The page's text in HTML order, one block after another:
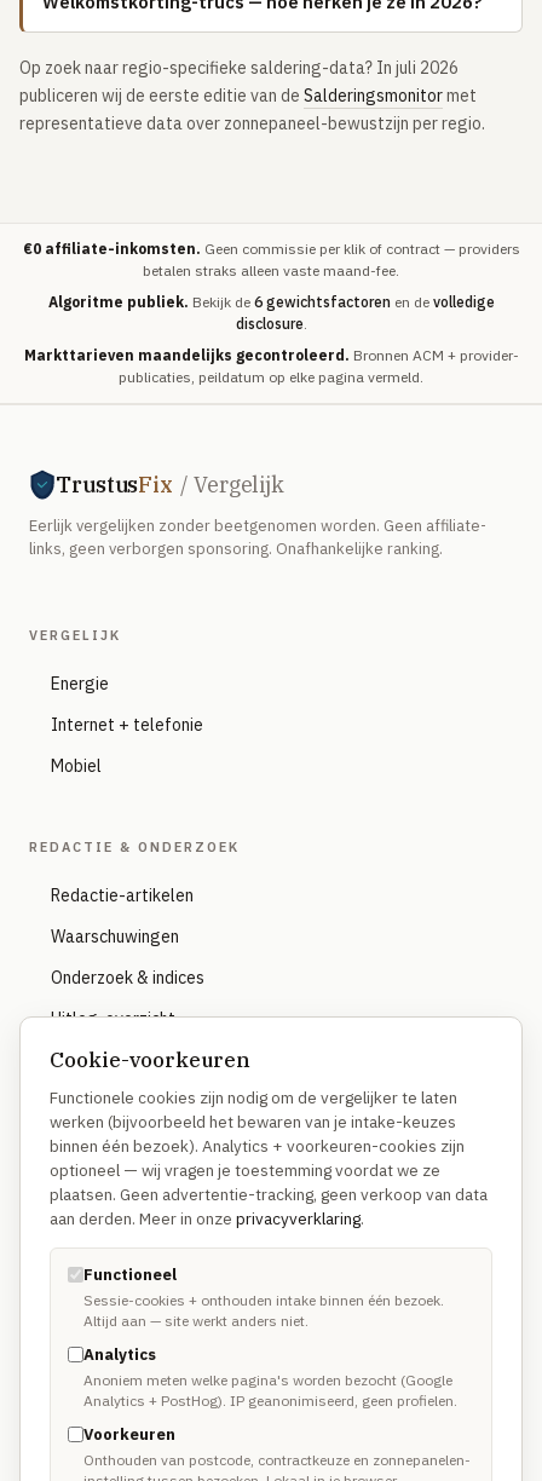
Op zoek naar regio-specifieke saldering-data? In juli 2026
publiceren wij de eerste editie van de Salderingsmonitormet
representatieve data over zonnepaneel-bewustzijn per regio.
€0 affiliate-inkomsten. Geen commissie per klik of contract — providers
betalen straks alleen vaste maand-fee.
Algoritme publiek. Bekijk de 6 gewichtsfactoren en de volledige
disclosure
Markttarieven maandelijks gecontroleerd. Bronnen ACM + provider-
publicaties, peildatum op elke pagina vermeld.
TrustusFix / Vergelijk
Eerlijk vergelijken zonder beetgenomen worden. Geen affiliate-
links, geen verborgen sponsoring. Onafhankelijke ranking.
VERGELIJK
Energie
Internet + telefonie
Mobiel
REDACTIE & ONDERZOEK
Redactie-artikelen
Waarschuwingen
Onderzoek & indices
Uitleg-overzicht
OVER
Hoe we vergelijken
Waarom anders
Methodologie
Disclosure
TRUSTUSFIX-NETWERK
TrustusFix · Vakmannen →
Oplichting melden
Cookie-voorkeuren
Functionele cookies zijn nodig om de vergelijker te laten
werken (bijvoorbeeld het bewaren van je intake-keuzes
binnen één bezoek). Analytics + voorkeuren-cookies zijn
optioneel — wij vragen je toestemming voordat we ze
plaatsen. Geen advertentie-tracking, geen verkoop van data
aan derden. Meer in onze privacyverklaring.
Functioneel
Sessie-cookies + onthouden intake binnen één bezoek.
Altijd aan — site werkt anders niet.
Analytics
Anoniem meten welke pagina's worden bezocht (Google
Analytics + PostHog). IP geanonimiseerd, geen profielen.
Voorkeuren
Onthouden van postcode, contractkeuze en zonnepanelen-